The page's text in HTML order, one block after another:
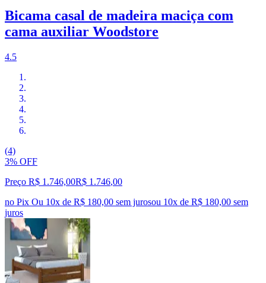
Bicama casal de madeira maciça com
cama auxiliar Woodstore
4.5
(4)
3% OFF
Preço R$ 1.746,00R$ 1.746,00
no Pix Ou 10x de R$ 180,00 sem jurosou 10x de R$ 180,00 sem
juros